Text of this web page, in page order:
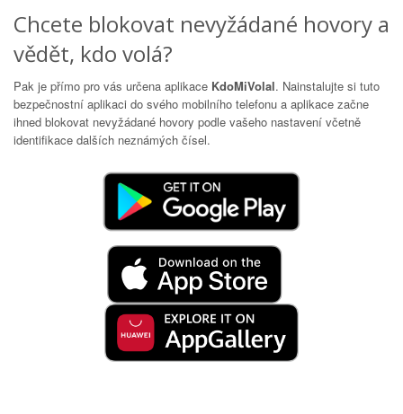
Chcete blokovat nevyžádané hovory a
vědět, kdo volá?
Pak je přímo pro vás určena aplikace KdoMiVolal. Nainstalujte si tuto
bezpečnostní aplikaci do svého mobilního telefonu a aplikace začne
ihned blokovat nevyžádané hovory podle vašeho nastavení včetně
identifikace dalších neznámých čísel.